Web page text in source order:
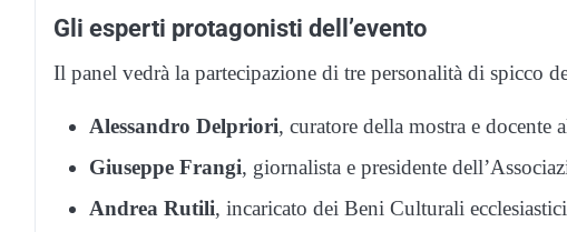
Gli esperti protagonisti dell’evento
Il panel vedrà la partecipazione di tre personalità di spicco
Alessandro Delpriori, curatore della mostra e docente
Giuseppe Frangi, giornalista e presidente
Andrea Rutili, incaricato dei Beni Culturali